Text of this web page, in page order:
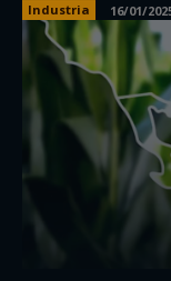
Industria 16/01/